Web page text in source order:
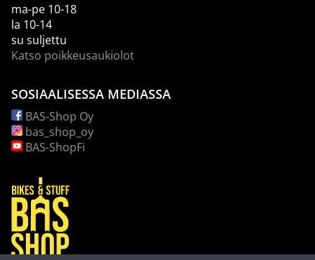
ma-pe 10-18
la 10-14
su suljettu
Katso poikkeusaukiolot
SOSIAALISESSA MEDIASSA
BAS-Shop Oy
bas_shop_oy
BAS-ShopFi